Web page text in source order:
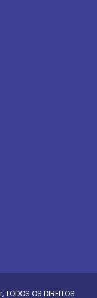
, TODOS OS DIREITOS